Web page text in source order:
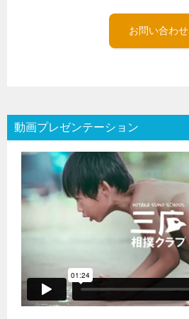
お問い合わせ
動画プレゼンテーション